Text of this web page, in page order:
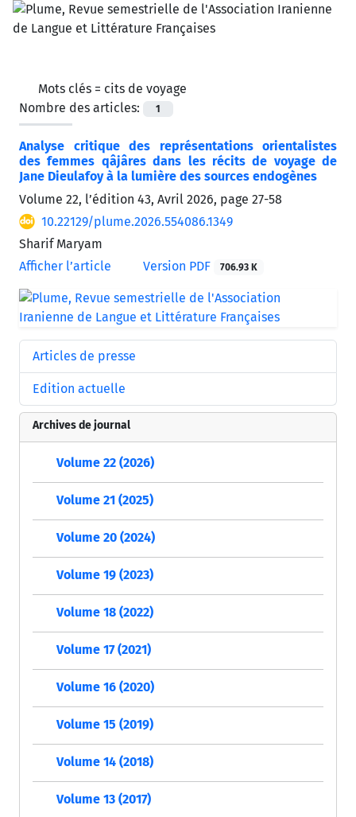
Mots clés = cits de voyage
Nombre des articles:
1
Analyse critique des représentations orientalistes
des femmes qâjâres dans les récits de voyage de
Jane Dieulafoy à la lumière des sources endogènes
Volume 22, l’édition 43, Avril 2026, page 27-58
10.22129/plume.2026.554086.1349
Sharif Maryam
Afficher l’article
Version PDF 706.93 K
Articles de presse
Edition actuelle
Archives de journal
Volume 22 (2026)
Volume 21 (2025)
Volume 20 (2024)
Volume 19 (2023)
Volume 18 (2022)
Volume 17 (2021)
Volume 16 (2020)
Volume 15 (2019)
Volume 14 (2018)
Volume 13 (2017)